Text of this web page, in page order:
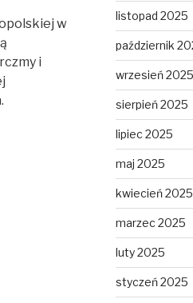
w
i
listopad 2025
październik
wrzesień 2025
sierpień 2025
lipiec 2025
maj 2025
kwiecień 2025
marzec 2025
luty 2025
styczeń 2025